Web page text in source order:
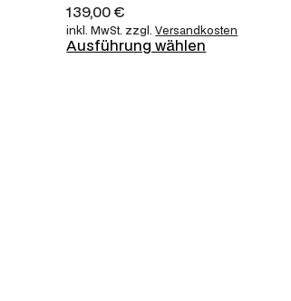
139,00€
inkl. MwSt. zzgl.Versandkosten
Ausführung wählen